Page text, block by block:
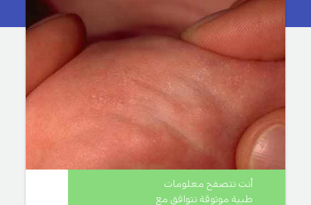
أنت تتصفح معلومات
طبية موثوقة تتوافق مع